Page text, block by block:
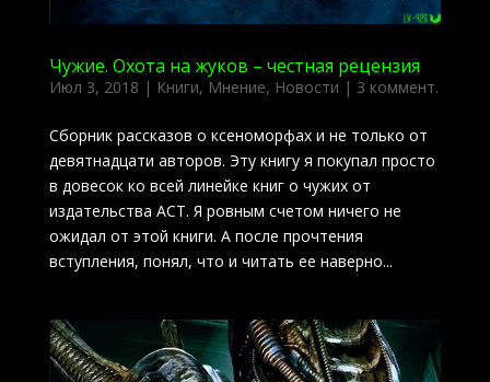
Чужие. Охота на жуков – честная рецензия
Июл 3, 2018 | Книги, Мнение, Новости | 3 коммент.
Сборник рассказов о ксеноморфах и не только от
девятнадцати авторов. Эту книгу я покупал просто
в довесок ко всей линейке книг о чужих от
издательства АСТ. Я ровным счетом ничего не
ожидал от этой книги. А после прочтения
вступления, понял, что и читать ее наверно...